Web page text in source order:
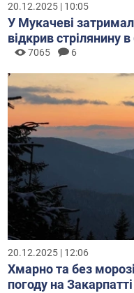
20.12.2025 | 10:05
У Мукачеві
відкрив стрілянину
7065 6
20.12.2025 | 12:06
Хмарно та без
погоду на